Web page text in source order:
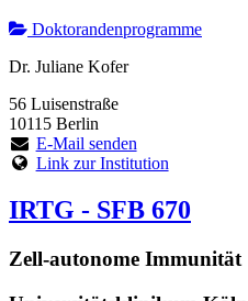
Doktorandenprogramme
Dr. Juliane Kofer
56 Luisenstraße
10115 Berlin
E-Mail senden
Link zur Institution
IRTG - SFB 670
Zell-autonome Immunität